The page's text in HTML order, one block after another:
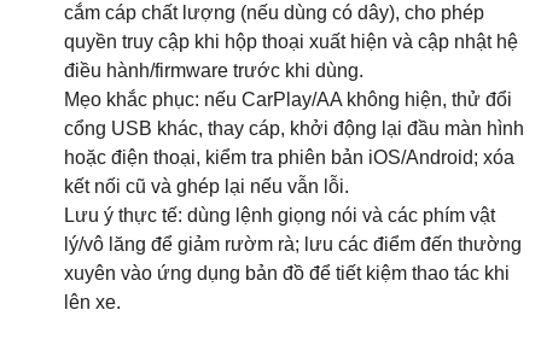
cắm cáp chất lượng (nếu dùng có dây), cho phép
quyền truy cập khi hộp thoại xuất hiện và cập nhật hệ
điều hành/firmware trước khi dùng.
Mẹo khắc phục: nếu CarPlay/AA không hiện, thử đổi
cổng USB khác, thay cáp, khởi động lại đầu màn hình
hoặc điện thoại, kiểm tra phiên bản iOS/Android; xóa
kết nối cũ và ghép lại nếu vẫn lỗi.
Lưu ý thực tế: dùng lệnh giọng nói và các phím vật
lý/vô lăng để giảm rườm rà; lưu các điểm đến thường
xuyên vào ứng dụng bản đồ để tiết kiệm thao tác khi
lên xe.